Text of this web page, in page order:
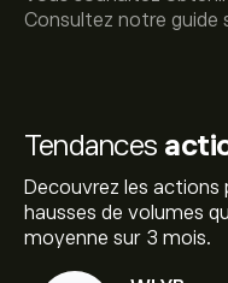
Tendances
Decouvrez les
hausses de volumes
moyenne sur 3 mois.
Consultez notre guide